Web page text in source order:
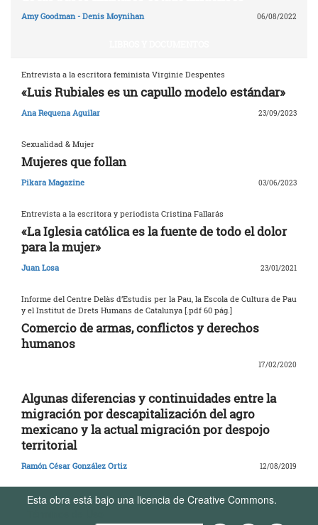
Amy Goodman - Denis Moynihan 06/08/2022
Entrevista a la escritora feminista Virginie Despentes
«Luis Rubiales es un capullo modelo estándar»
Ana Requena Aguilar 23/09/2023
Sexualidad & Mujer
Mujeres que follan
Pikara Magazine 03/06/2023
Entrevista a la escritora y periodista Cristina Fallarás
«La Iglesia católica es la fuente de todo el dolor
para la mujer»
Juan Losa 23/01/2021
Informe del Centre Delàs d’Estudis per la Pau, la Escola de Cultura de Pau
y el Institut de Drets Humans de Catalunya [.pdf 60 pág.]
Comercio de armas, conflictos y derechos
humanos
17/02/2020
Algunas diferencias y continuidades entre la
migración por descapitalización del agro
mexicano y la actual migración por despojo
territorial
Ramón César González Ortiz 12/08/2019
Esta obra está bajo una licencia de Creative Commons.